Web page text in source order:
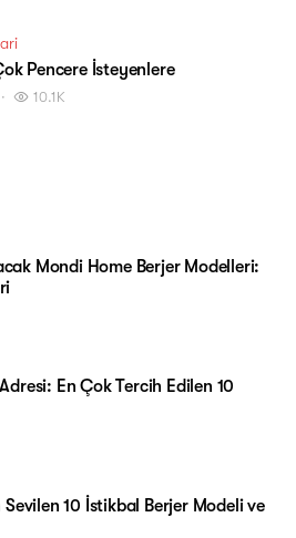
Pencere İsteyenlere
10.1K
Mondi Home Berjer Modelleri:
En Çok Tercih Edilen 10
Sevilen 10 İstikbal Berjer Modeli ve